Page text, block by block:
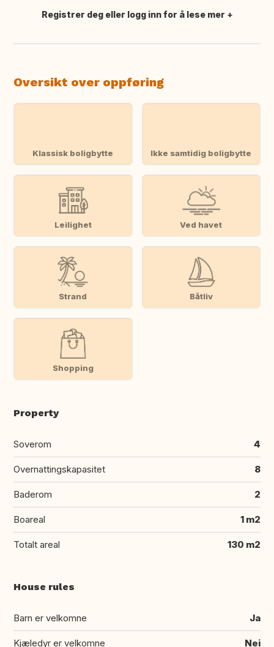
Oversett dette
Registrer deg eller logg inn for å lese mer
Oversikt over oppføring
Klassisk boligbytte Ikke samtidig boligbytte
Leilighet Ved havet
Strand Båtliv
Shopping
Property
Soverom 4
Overnattingskapasitet 8
Baderom 2
Boareal 1 m2
Totalt areal 130 m2
House rules
Barn er velkomne Ja
Kjæledyr er velkomne Nei